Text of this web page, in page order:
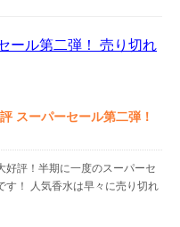
スーパーセール第二弾！
好評！半期に一度のスーパーセ
！ 人気香水は早々に売り切れ